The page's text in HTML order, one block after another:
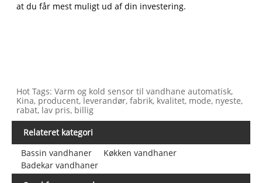
at du får mest muligt ud af din investering.
Hot Tags: Varm og kold sensor til vandhane automatisk,
Kina, producent, leverandør, fabrik, kvalitet, mode, nyeste,
rabat, lav pris, billig
Relateret kategori
Bassin vandhaner
Køkken vandhaner
Badekar vandhaner